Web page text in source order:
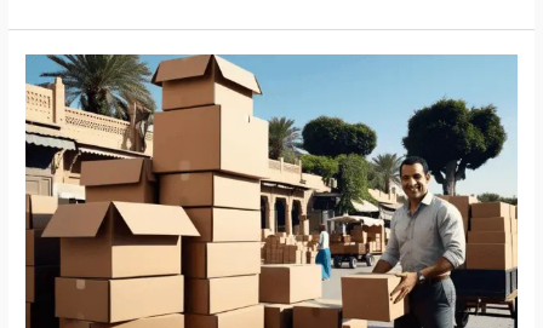
كراتين
فارغة
بالدقي
–
عروض
مميزة
وأسعار
منافسة